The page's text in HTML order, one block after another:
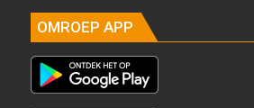
OMROEP APP